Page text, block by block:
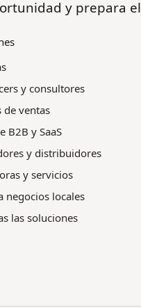
y prepara el
y consultores
de ventas
B2B y SaaS
y distribuidores
y servicios
negocios locales
las soluciones